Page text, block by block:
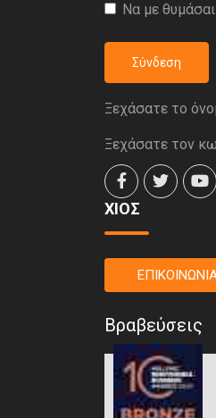
Να με θυμάσαι
Σύνδεση
Ξεχάσατε το
Ξεχάσατε τον
ΧΙΟΣ
Βραβεύσεις